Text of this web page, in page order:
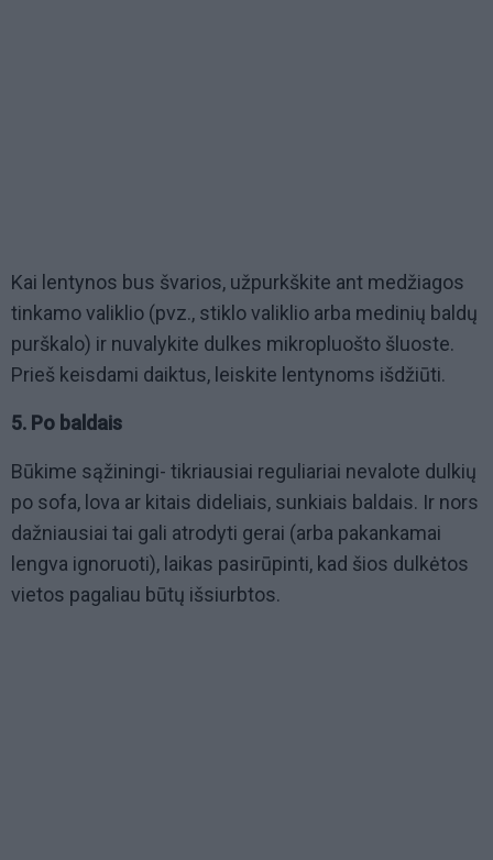
Kai lentynos bus švarios, užpurkškite ant medžiagos
tinkamo valiklio (pvz., stiklo valiklio arba medinių baldų
purškalo) ir nuvalykite dulkes mikropluošto šluoste.
Prieš keisdami daiktus, leiskite lentynoms išdžiūti.
5. Po baldais
Būkime sąžiningi- tikriausiai reguliariai nevalote dulkių
po sofa, lova ar kitais dideliais, sunkiais baldais. Ir nors
dažniausiai tai gali atrodyti gerai (arba pakankamai
lengva ignoruoti), laikas pasirūpinti, kad šios dulkėtos
vietos pagaliau būtų išsiurbtos.